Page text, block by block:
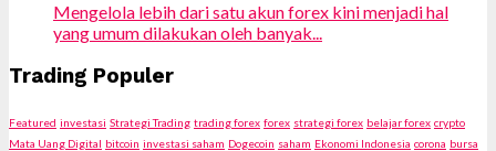
Mengelola lebih dari satu akun forex kini menjadi hal
yang umum dilakukan oleh banyak...
Trading Populer
Featured investasi Strategi Trading trading forex forex strategi forex belajar forex crypto
Mata Uang Digital bitcoin investasi saham Dogecoin saham Ekonomi Indonesia corona bursa